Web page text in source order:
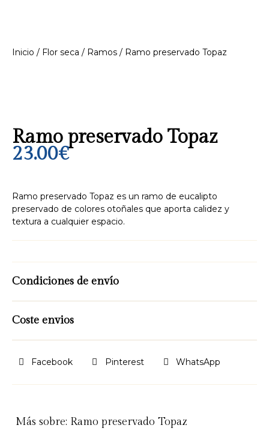
Inicio / Flor seca / Ramos / Ramo preservado Topaz
Ramo preservado Topaz
23.00€
Ramo preservado Topaz es un ramo de eucalipto
preservado de colores otoñales que aporta calidez y
textura a cualquier espacio.
Condiciones de envío
Coste envios
Facebook Pinterest WhatsApp
Más sobre: Ramo preservado Topaz